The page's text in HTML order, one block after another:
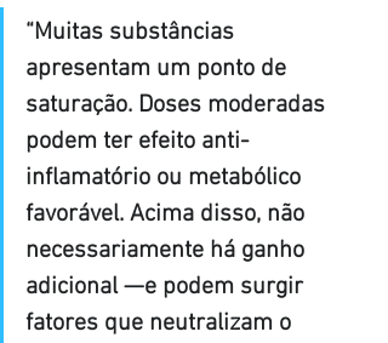
“Muitas substâncias
apresentam um ponto de
saturação. Doses moderadas
podem ter efeito anti-
inflamatório ou metabólico
favorável. Acima disso, não
necessariamente há ganho
adicional —e podem surgir
fatores que neutralizam o